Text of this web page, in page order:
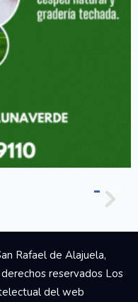
Rafael de Alajuela,
reservados Los
del web